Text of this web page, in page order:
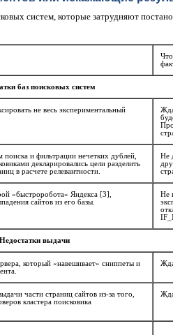
систем, которые затрудняют
баз поисковых систем
не весь экспериментальный
и фильтрации нечетких дублей,
декларировались цели разделить
в расчете релевантности.
Не
«быстроробота» Яндекса [3],
сайтов из его базы.
Не
Недостатки выдачи
который «навешивает» сниппеты и
части страниц сайтов из-за того,
кластера поисковика